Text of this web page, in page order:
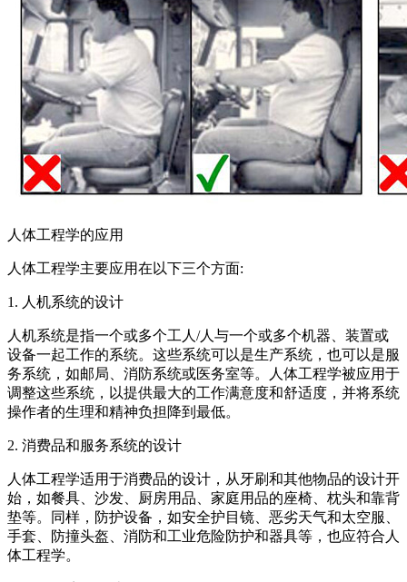
人体工程学的应用
人体工程学主要应用在以下三个方面:
1. 人机系统的设计
人机系统是指一个或多个工人/人与一个或多个机器、装置或
设备一起工作的系统。这些系统可以是生产系统，也可以是服
务系统，如邮局、消防系统或医务室等。人体工程学被应用于
调整这些系统，以提供最大的工作满意度和舒适度，并将系统
操作者的生理和精神负担降到最低。
2. 消费品和服务系统的设计
人体工程学适用于消费品的设计，从牙刷和其他物品的设计开
始，如餐具、沙发、厨房用品、家庭用品的座椅、枕头和靠背
垫等。同样，防护设备，如安全护目镜、恶劣天气和太空服、
手套、防撞头盔、消防和工业危险防护和器具等，也应符合人
体工程学。